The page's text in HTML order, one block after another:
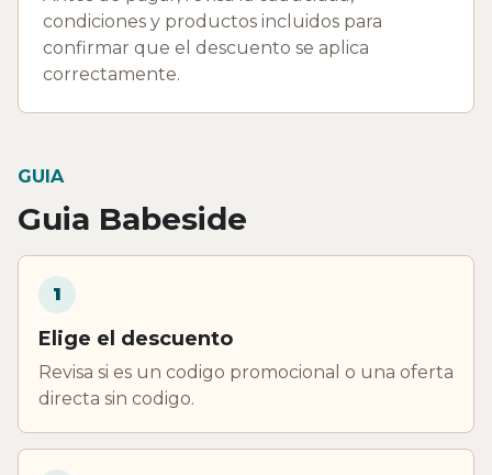
condiciones y productos incluidos para
confirmar que el descuento se aplica
correctamente.
GUIA
Guia Babeside
1
Elige el descuento
Revisa si es un codigo promocional o una oferta
directa sin codigo.